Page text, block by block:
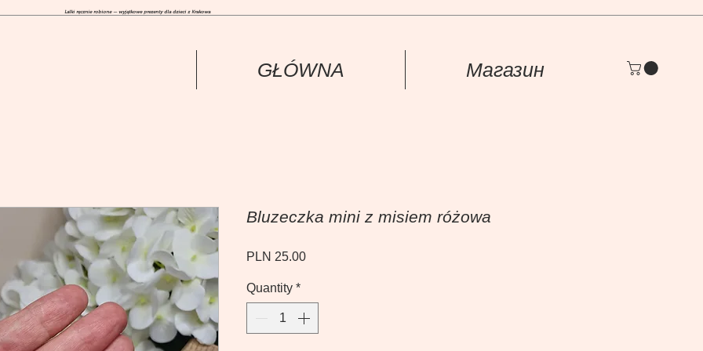
Магазин
GŁÓWNА
Lalki ręcznie robione — wyjątkowe prezenty dla dzieci z Krakowa
Bluzeczka mini z misiem różowa
PLN 25.00Price
Quantity *